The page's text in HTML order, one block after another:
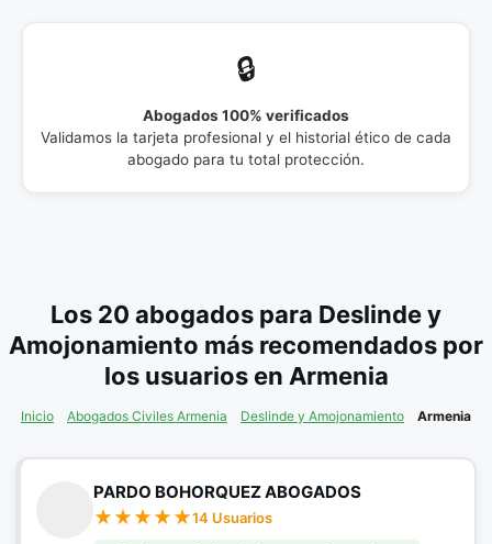
🔒
Abogados 100% verificados
Validamos la tarjeta profesional y el historial ético de cada
abogado para tu total protección.
Los 20 abogados para Deslinde y
Amojonamiento más recomendados por
los usuarios en Armenia
Inicio Abogados Civiles Armenia Deslinde y Amojonamiento Armenia
PARDO BOHORQUEZ ABOGADOS
14 Usuarios